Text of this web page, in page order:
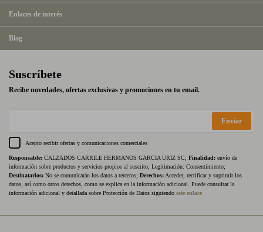
Enlaces de interés
Blog
Suscríbete
Recibe novedades, ofertas exclusivas y promociones en tu email.
Enviar
Acepto recibir ofertas y comunicaciones comerciales
Responsable: CALZADOS CARRILE HERMANOS GARCIA URIZ SC; Finalidad: envío de
información sobre productos y servicios propios al suscrito; Legitimación: Consentimiento;
Destinatarios: No se comunicarán los datos a terceros; Derechos: Acceder, rectificar y suprimir los
datos, así como otros derechos, como se explica en la información adicional. Puede consultar la
información adicional y detallada sobre Protección de Datos siguiendo este enlace